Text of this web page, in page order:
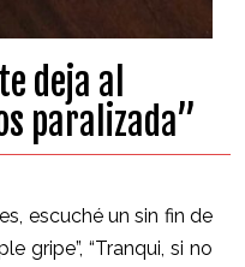
deja al
paralizada”
escuché un sin fin de
gripe”, “Tranqui, si no